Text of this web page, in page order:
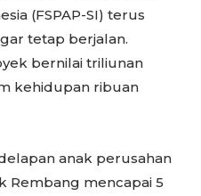
(FSPAP-SI) terus
tetap berjalan.
bernilai triliunan
kehidupan ribuan
anak perusahan
Rembang mencapai 5